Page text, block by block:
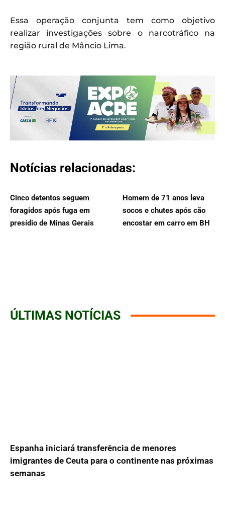
Essa operação conjunta tem como objetivo
realizar investigações sobre o narcotráfico na
região rural de Mâncio Lima.
Notícias relacionadas:
Cinco detentos seguem
foragidos após fuga em
presídio de Minas Gerais
Homem de 71 anos leva
socos e chutes após cão
encostar em carro em BH
ÚLTIMAS NOTÍCIAS
Espanha iniciará transferência de menores
imigrantes de Ceuta para o continente nas próximas
semanas